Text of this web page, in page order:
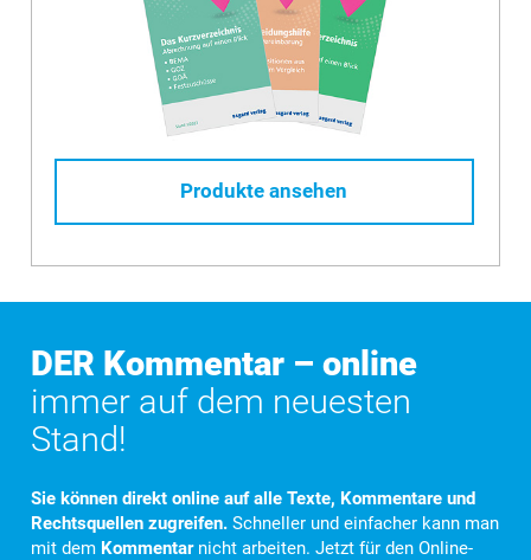
Produkte ansehen
DER Kommentar – online
immer auf dem neuesten
Stand!
Sie können direkt online auf alle Texte, Kommentare und
Rechtsquellen zugreifen. Schneller und einfacher kann man
mit dem Kommentarnicht arbeiten. Jetzt für den Online-